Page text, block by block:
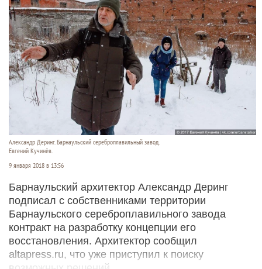
Александр Деринг. Барнаульский сереброплавильный завод.
Евгений Кучинёв.
9 января 2018 в 13:56
Барнаульский архитектор Александр Деринг
подписал с собственниками территории
Барнаульского сереброплавильного завода
контракт на разработку концепции его
восстановления. Архитектор сообщил
altapress.ru, что уже приступил к поиску